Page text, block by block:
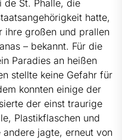
de St. Phalle, die
hatte,
ihre großen und prallen
– bekannt. Für die
Paradies an heißen
stellte keine Gefahr für
konnten einige der
der einst traurige
Plastikflaschen und
jagte, erneut von